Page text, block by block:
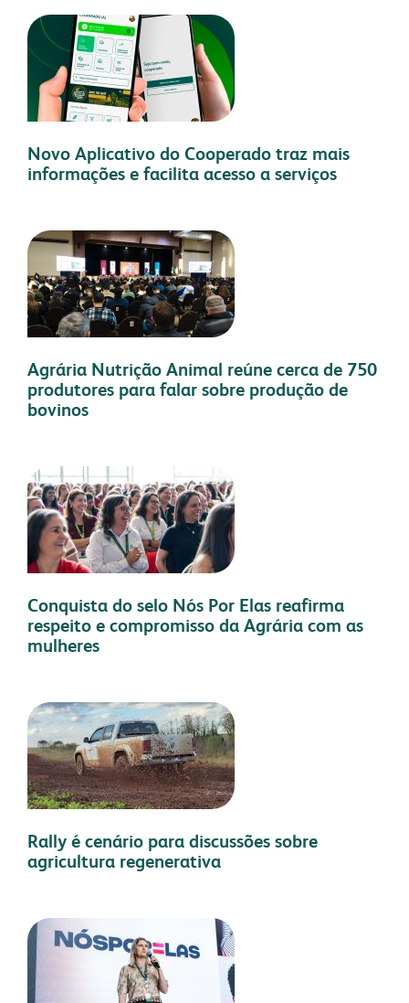
Novo Aplicativo do Cooperado traz mais
informações e facilita acesso a serviços
Agrária Nutrição Animal reúne cerca de 750
produtores para falar sobre produção de
bovinos
Conquista do selo Nós Por Elas reafirma
respeito e compromisso da Agrária com as
mulheres
Rally é cenário para discussões sobre
agricultura regenerativa